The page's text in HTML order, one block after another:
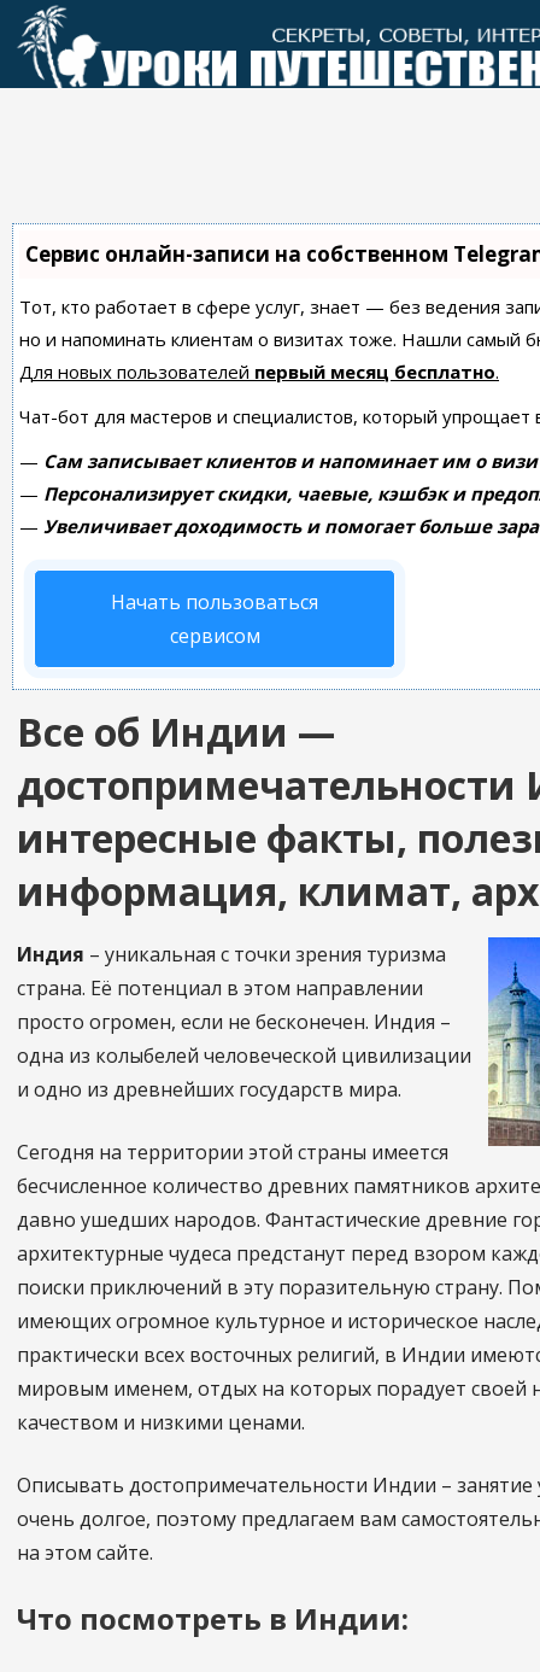
Перейти
контенту
Сервис онлайн-записи на собственном
Тот, кто работает в сфере услуг, знает — без ведения
но и напоминать клиентам о визитах тоже. Нашли самый
Для новых пользователей первый месяц бесплатно.
Чат-бот для мастеров и специалистов, который упрощает
— Сам записывает клиентов и напоминает им о
— Персонализирует скидки, чаевые, кэшбэк и
— Увеличивает доходимость и помогает больше
Начать пользоваться
сервисом
Все об Индии —
интересные факты,
информация, климат,
Индия – уникальная с точки зрения туризма
страна. Её потенциал в этом направлении
просто огромен, если не бесконечен. Индия –
одна из колыбелей человеческой цивилизации
и одно из древнейших государств мира.
Сегодня на территории этой страны имеется
бесчисленное количество древних памятников
давно ушедших народов. Фантастические древние
архитектурные чудеса предстанут перед взором
поиски приключений в эту поразительную страну.
имеющих огромное культурное и историческое
практически всех восточных религий, в Индии
мировым именем, отдых на которых порадует своей
качеством и низкими ценами.
Описывать достопримечательности Индии – занятие
очень долгое, поэтому предлагаем вам
на этом сайте.
Что посмотреть в Индии: